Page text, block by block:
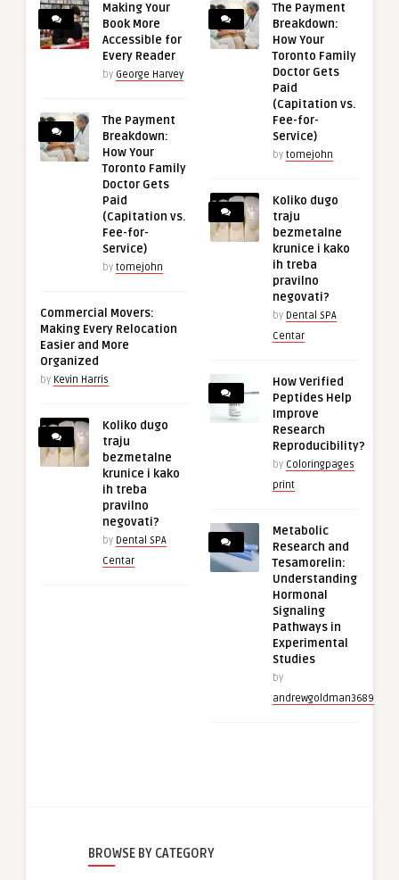
Making Your
Book More
Accessible for
Every Reader
by George Harvey
The Payment
Breakdown:
How Your
Toronto Family
Doctor Gets
Paid
(Capitation vs.
Fee-for-
Service)
by tomejohn
Commercial Movers:
Making Every Relocation
Easier and More
Organized
by Kevin Harris
Koliko dugo
traju
bezmetalne
krunice i kako
ih treba
pravilno
negovati?
by Dental SPA
Centar
The Payment
Breakdown:
How Your
Toronto Family
Doctor Gets
Paid
(Capitation vs.
Fee-for-
Service)
by tomejohn
Koliko dugo
traju
bezmetalne
krunice i kako
ih treba
pravilno
negovati?
by Dental SPA
Centar
How Verified
Peptides Help
Improve
Research
Reproducibility?
by Coloringpages
print
Metabolic
Research and
Tesamorelin:
Understanding
Hormonal
Signaling
Pathways in
Experimental
Studies
by
andrewgoldman3689
BROWSE BY CATEGORY